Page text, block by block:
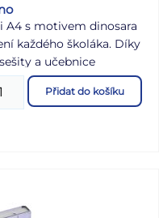
A4 s motivem dinosara
každého školáka. Díky
a učebnice
na sešity jsou
otevření.
Přidat do košíku